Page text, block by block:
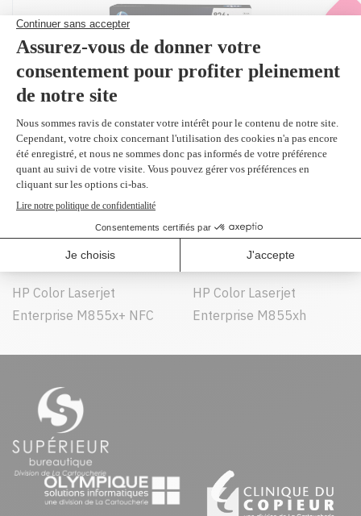
Peut être utilisé dans :
HP Color Laserjet
Enterprise M855dn
HP Color Laserjet
Enterprise M855x+
HP Color Laserjet
Enterprise M855x+ NFC
HP Color Laserjet
Enterprise M855xh